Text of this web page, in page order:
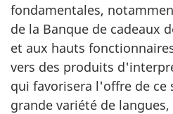
fondamentales,
de la Banque de cadeaux
et aux hauts
vers des produits
qui favorisera l'offre de ce
grande variété de